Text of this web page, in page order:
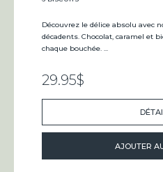
Découvrez le délice absolu avec
décadents. Chocolat, caramel et
chaque bouchée. ...
29.95$
AJOUTER